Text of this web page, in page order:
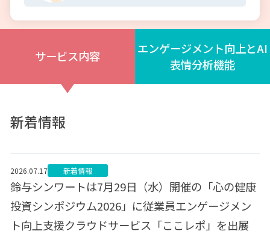
サービス内容
エンゲージメント向上とAI
表情分析機能
新着情報
2026.07.17 新着情報
鈴与シンワートは7月29日（水）開催の「心の健康
投資シンポジウム2026」に従業員エンゲージメン
ト向上支援クラウドサービス「ここレポ」を出展